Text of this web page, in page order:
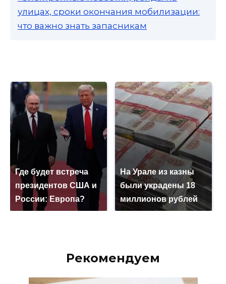
улицах, сроки окончания мобилизации:
что важно знать запасникам
Где будет встреча
президентов США и
России: Европа?
На Урале из казны
были украдены 18
миллионов рублей
Рекомендуем